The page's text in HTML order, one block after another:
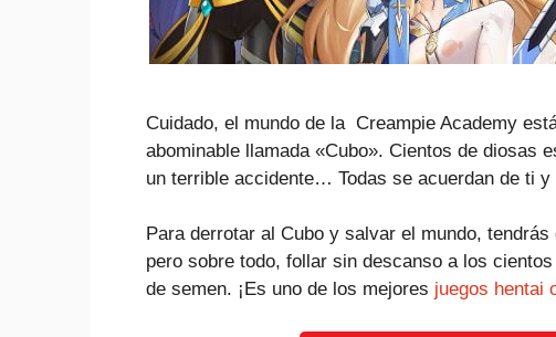
Cuidado, el mundo de la Creampie Academy
abominable llamada «Cubo». Cientos de diosas
un terrible accidente… Todas se acuerdan de ti y
Para derrotar al Cubo y salvar el mundo,
pero sobre todo, follar sin descanso a los
de semen. ¡Es uno de los mejores juegos hentai